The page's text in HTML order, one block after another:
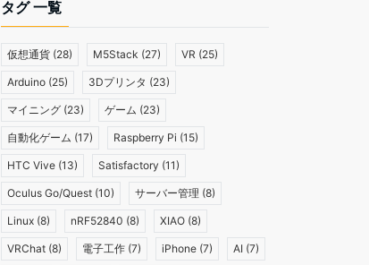
タグ 一覧
仮想通貨 (28) M5Stack (27) VR (25)
Arduino (25) 3Dプリンタ (23)
マイニング (23) ゲーム (23)
自動化ゲーム (17) Raspberry Pi (15)
HTC Vive (13) Satisfactory (11)
Oculus Go/Quest (10) サーバー管理 (8)
Linux (8) nRF52840 (8) XIAO (8)
VRChat (8) 電子工作 (7) iPhone (7) AI (7)